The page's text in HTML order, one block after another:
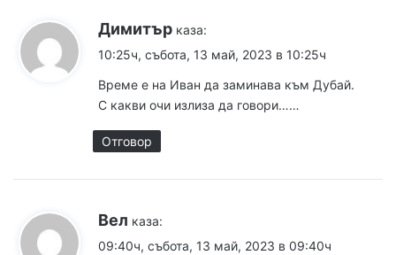
Димитър каза:
10:25ч, събота, 13 май, 2023 в 10:25ч
Време е на Иван да заминава към Дубай.
С какви очи излиза да говори……
Отговор
Вел каза:
09:40ч, събота, 13 май, 2023 в 09:40ч